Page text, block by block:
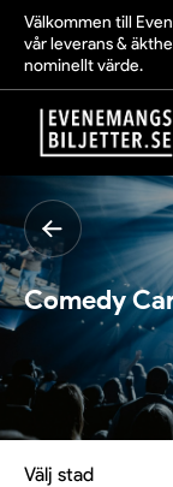
Välkommen till
vår leverans &
nominellt värde.
Comedy
Välj stad